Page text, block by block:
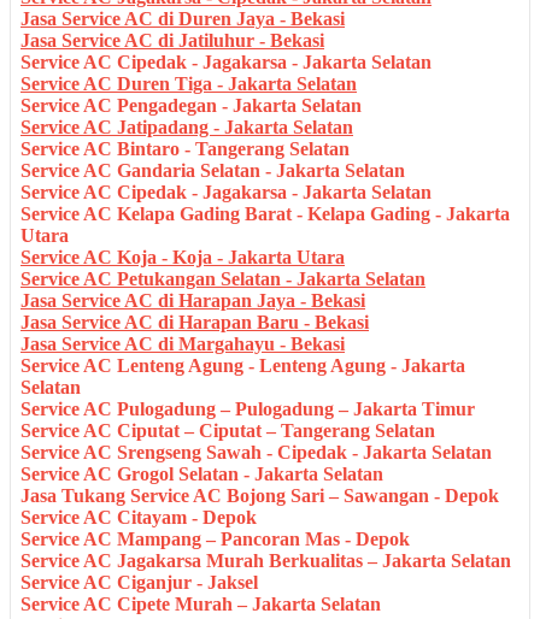
Jasa Service AC di Duren Jaya - Bekasi
Jasa Service AC di Jatiluhur - Bekasi
Service AC Cipedak - Jagakarsa - Jakarta Selatan
Service AC Duren Tiga - Jakarta Selatan
Service AC Pengadegan - Jakarta Selatan
Service AC Jatipadang - Jakarta Selatan
Service AC Bintaro - Tangerang Selatan
Service AC Gandaria Selatan - Jakarta Selatan
Service AC Cipedak - Jagakarsa - Jakarta Selatan
Service AC Kelapa Gading Barat - Kelapa Gading - Jakarta
Utara
Service AC Koja - Koja - Jakarta Utara
Service AC Petukangan Selatan - Jakarta Selatan
Jasa Service AC di Harapan Jaya - Bekasi
Jasa Service AC di Harapan Baru - Bekasi
Jasa Service AC di Margahayu - Bekasi
Service AC Lenteng Agung - Lenteng Agung - Jakarta
Selatan
Service AC Pulogadung – Pulogadung – Jakarta Timur
Service AC Ciputat – Ciputat – Tangerang Selatan
Service AC Srengseng Sawah - Cipedak - Jakarta Selatan
Service AC Grogol Selatan - Jakarta Selatan
Jasa Tukang Service AC Bojong Sari – Sawangan - Depok
Service AC Citayam - Depok
Service AC Mampang – Pancoran Mas - Depok
Service AC Jagakarsa Murah Berkualitas – Jakarta Selatan
Service AC Ciganjur - Jaksel
Service AC Cipete Murah – Jakarta Selatan